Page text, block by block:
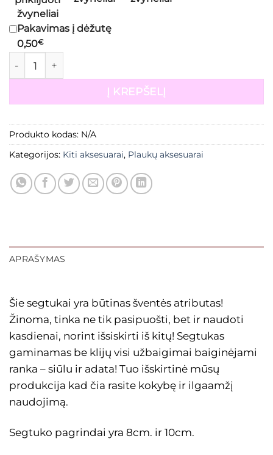
žvyneliai
Pakavimas į dėžutę
0,50€
Į KREPŠELĮ
Produkto kodas: N/A
Kategorijos: Kiti aksesuarai, Plaukų aksesuarai
APRAŠYMAS
Šie segtukai yra būtinas šventės atributas!
Žinoma, tinka ne tik pasipuošti, bet ir naudoti
kasdienai, norint išsiskirti iš kitų! Segtukas
gaminamas be klijų visi užbaigimai baiginėjami
ranka – siūlu ir adata! Tuo išskirtinė mūsų
produkcija kad čia rasite kokybę ir ilgaamžį
naudojimą.
Segtuko pagrindai yra 8cm. ir 10cm.